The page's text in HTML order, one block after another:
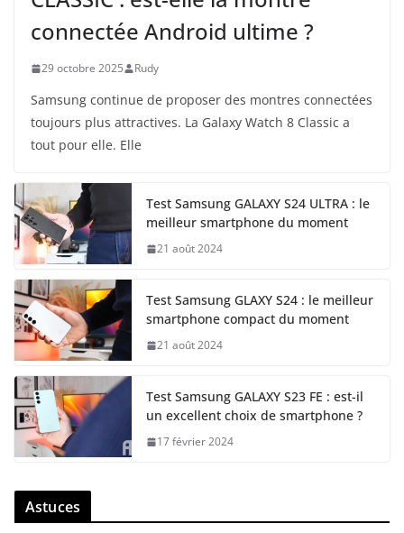
connectée Android ultime ?
29 octobre 2025 Rudy
Samsung continue de proposer des montres connectées
toujours plus attractives. La Galaxy Watch 8 Classic a
tout pour elle. Elle
Test Samsung GALAXY S24 ULTRA : le
meilleur smartphone du moment
21 août 2024
Test Samsung GLAXY S24 : le meilleur
smartphone compact du moment
21 août 2024
Test Samsung GALAXY S23 FE : est-il
un excellent choix de smartphone ?
17 février 2024
Astuces